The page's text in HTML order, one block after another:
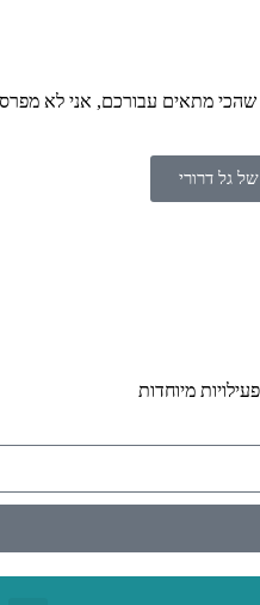
שהכי מתאים עבורכם, אני לא
גל דרורי
מיוחדות